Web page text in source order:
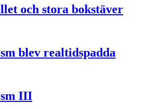
och stora bokstäver
blev realtidspadda
III